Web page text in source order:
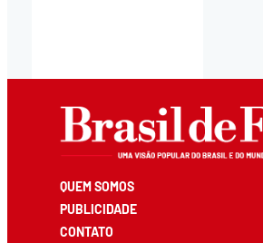
QUEM SOMOS
PUBLICIDADE
CONTATO